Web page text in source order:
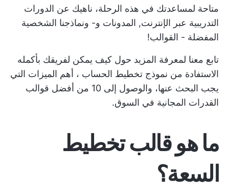
متاحة لمساعدتك في هذه الرحلة، ناهيك عن الدورات
التدريبية عبر الإنترنت, المدونات و- ونماذجنا الشخصية
المفضلة - القوالب!
تابع معنا لمعرفة المزيد حول كيف يمكن لفريقك بأكمله
الاستفادة من نموذج تخطيط الحساب ، أهم الميزات التي
يجب البحث عنها، والوصول إلى 10 من أفضل قوالب
القدرات المجانية في السوق.
ما هو قالب تخطيط
السعة؟